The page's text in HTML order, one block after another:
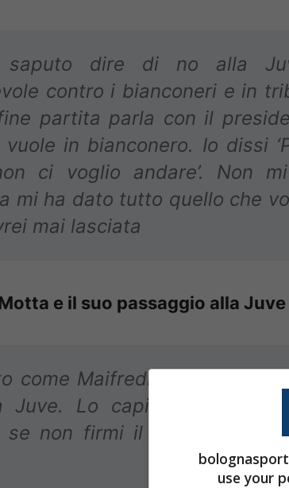
dire di no alla
contro i bianconeri e in
partita parla con il
in bianconero. Io dissi
ci voglio andare’. Non
mi ha dato tutto quello che
mai lasciata
e il suo passaggio alla Juve
come Maifredi ed è troppo
Juve. Lo capisco, ma
se non firmi il rinnovo è
use your